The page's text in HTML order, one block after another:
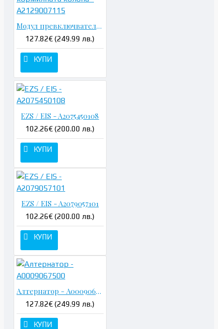
Модул превключватели на кормилната колона - A2129007115
127.82€ (249.99 лв.)
КУПИ
EZS / EIS - A2075450108
102.26€ (200.00 лв.)
КУПИ
EZS / EIS - A2079057101
102.26€ (200.00 лв.)
КУПИ
Алтернатор - A0009067500
127.82€ (249.99 лв.)
КУПИ